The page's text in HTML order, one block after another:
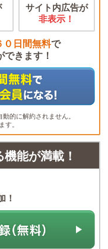
サイト内広告が
非表示！
０日間無料で
きます！
的に解約されません。
。
能が満載！
！